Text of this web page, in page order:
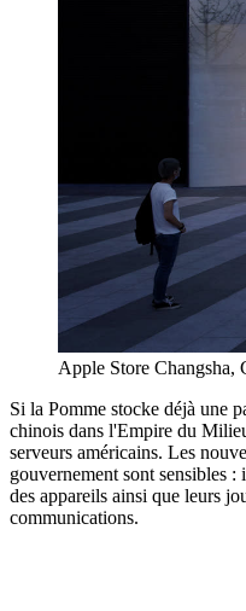
Apple Store Changsha,
Si la Pomme stocke déjà une
chinois dans l'Empire du
serveurs américains. Les
gouvernement sont sensibles
des appareils ainsi que leurs
communications.